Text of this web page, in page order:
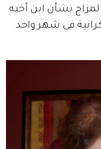
بشأن ابن أخيه
في شهر واحد